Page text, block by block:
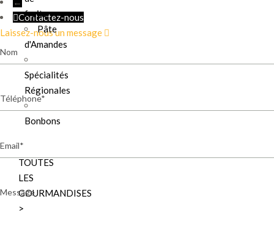
fruits
Pâte
d'Amandes
Spécialités
Régionales
Bonbons
TOUTES
LES
GOURMANDISES
>
Contactez-nous
Laissez-nous un message
Nom
Téléphone
Email
Message